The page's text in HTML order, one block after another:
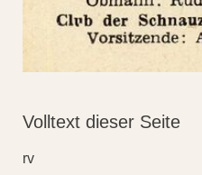
Volltext dieser Seite
rv